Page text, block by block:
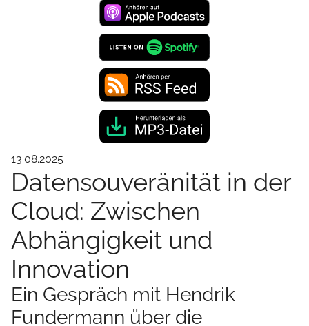
13.08.2025
Datensouveränität in der
Cloud: Zwischen
Abhängigkeit und
Innovation
Ein Gespräch mit Hendrik
Fundermann über die